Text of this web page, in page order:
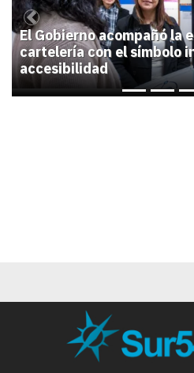
El Gobierno acompañó la
cartelería con el símbolo
accesibilidad
Previous